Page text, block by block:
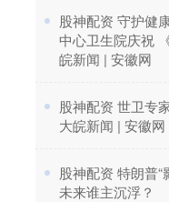
股神配资 守护健
中心卫生院庆祝
皖新闻 | 安徽网
股神配资 世卫专
大皖新闻 | 安徽网
股神配资 特朗普
未来谁主沉浮？